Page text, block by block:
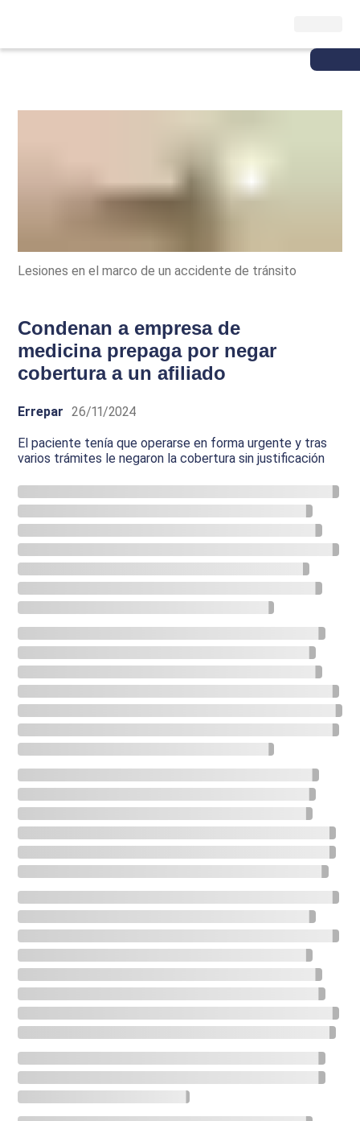
Lesiones en el marco de un accidente de tránsito
Condenan a empresa de
medicina prepaga por negar
cobertura a un afiliado
Errepar 26/11/2024
El paciente tenía que operarse en forma urgente y tras
varios trámites le negaron la cobertura sin justificación